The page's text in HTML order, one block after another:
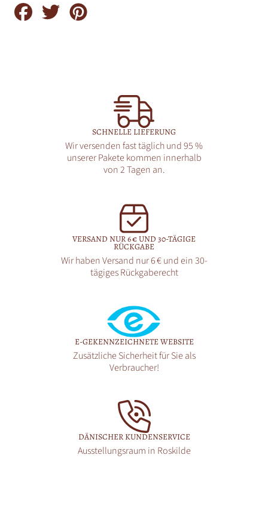
Auf
Facebook
Auf
Twitter
SCHNELLE LIEFERUNG
Wir versenden fast täglich und 95 %
unserer Pakete kommen innerhalb
von 2 Tagen an.
VERSAND NUR 6 € UND 30-TÄGIGE
RÜCKGABE
Wir haben Versand nur 6 € und ein 30-
tägiges Rückgaberecht
E-GEKENNZEICHNETE WEBSITE
Zusätzliche Sicherheit für Sie als
Verbraucher!
DÄNISCHER KUNDENSERVICE
Ausstellungsraum in Roskilde